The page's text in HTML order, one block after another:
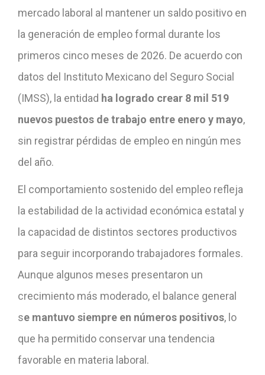
mercado laboral al mantener un saldo positivo en
la generación de empleo formal durante los
primeros cinco meses de 2026. De acuerdo con
datos del Instituto Mexicano del Seguro Social
(IMSS), la entidad ha logrado crear 8 mil 519
nuevos puestos de trabajo entre enero y mayo,
sin registrar pérdidas de empleo en ningún mes
del año.
El comportamiento sostenido del empleo refleja
la estabilidad de la actividad económica estatal y
la capacidad de distintos sectores productivos
para seguir incorporando trabajadores formales.
Aunque algunos meses presentaron un
crecimiento más moderado, el balance general
se mantuvo siempre en números positivos, lo
que ha permitido conservar una tendencia
favorable en materia laboral.